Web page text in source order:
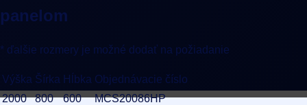
panelom
* ďalšie rozmery je možné dodať na požiadanie
Výška Šírka Hĺbka Objednávacie číslo
2000
800 600 MCS20086HP